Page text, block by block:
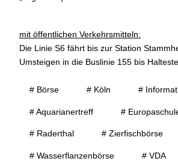
mit öffentlichen Verkehrsmitteln:
Die Linie S6 fährt bis zur Station
Umsteigen in die Buslinie 155 bis
# Börse # Köln #
# Aquarianertreff #
# Raderthal # Zierfischbörse
# Wasserflanzenbörse # VDA